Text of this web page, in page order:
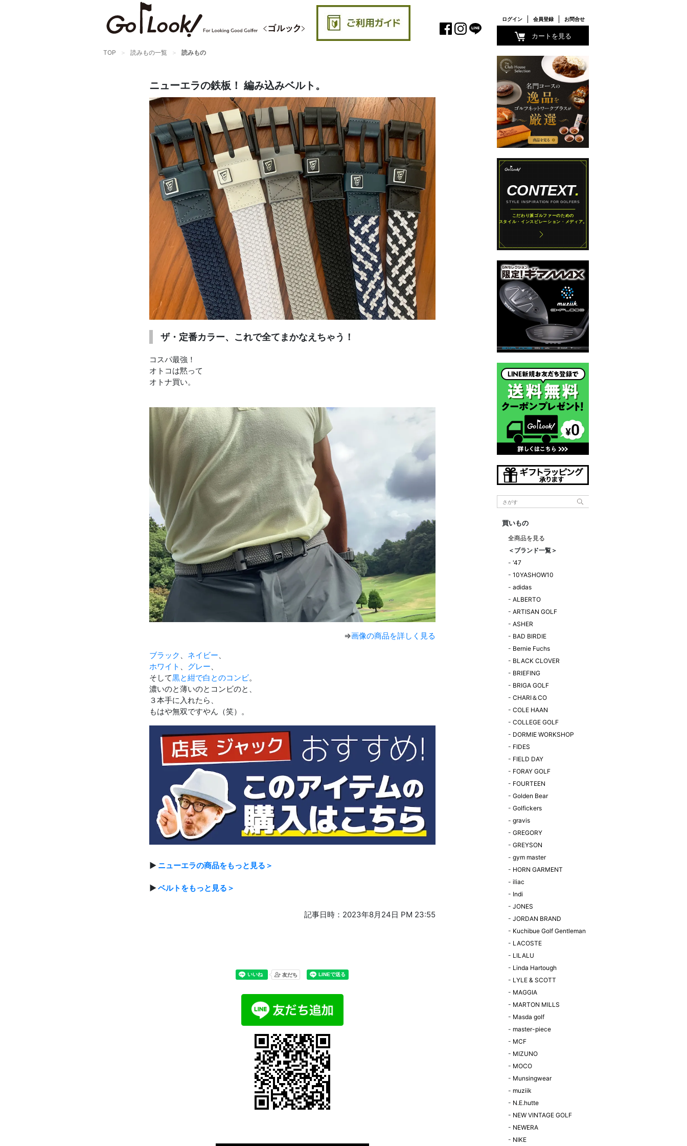
TOP 読みもの一覧 読みもの
ニューエラの鉄板！ 編み込みベルト。
ザ・定番カラー、これで全てまかなえちゃう！
コスパ最強！
オトコは黙って
オトナ買い。
⇒画像の商品を詳しく見る
ブラック 、 ネイビー、
ホワイト 、 グレー、
そして黒と紺で白とのコンビ。
濃いのと薄いのとコンビのと、
３本手に入れたら、
もはや無双ですやん（笑）。
▶ ニューエラの商品をもっと見る＞
▶ベルトをもっと見る＞
記事日時：2023年8月24日 PM 23:55
ログイン 会員登録 お問合せ
カートを見る
買いもの
全商品を見る
＜ブランド一覧＞
- '47
- 10YASHOW10
- adidas
- ALBERTO
- ARTISAN GOLF
- ASHER
- BAD BIRDIE
- Bernie Fuchs
- BLACK CLOVER
- BRIEFING
- BRIGA GOLF
- CHARI＆CO
- COLE HAAN
- COLLEGE GOLF
- DORMIE WORKSHOP
- FIDES
- FIELD DAY
- FORAY GOLF
- FOURTEEN
- Golden Bear
- Golfickers
- gravis
- GREGORY
- GREYSON
- gym master
- HORN GARMENT
- iliac
- Indi
- JONES
- JORDAN BRAND
- Kuchibue Golf Gentleman
- LACOSTE
- LILALU
- Linda Hartough
- LYLE & SCOTT
- MAGGIA
- MARTON MILLS
- Masda golf
- master-piece
- MCF
- MIZUNO
- MOCO
- Munsingwear
- muziik
- N.E.hutte
- NEW VINTAGE GOLF
- NEWERA
- NIKE